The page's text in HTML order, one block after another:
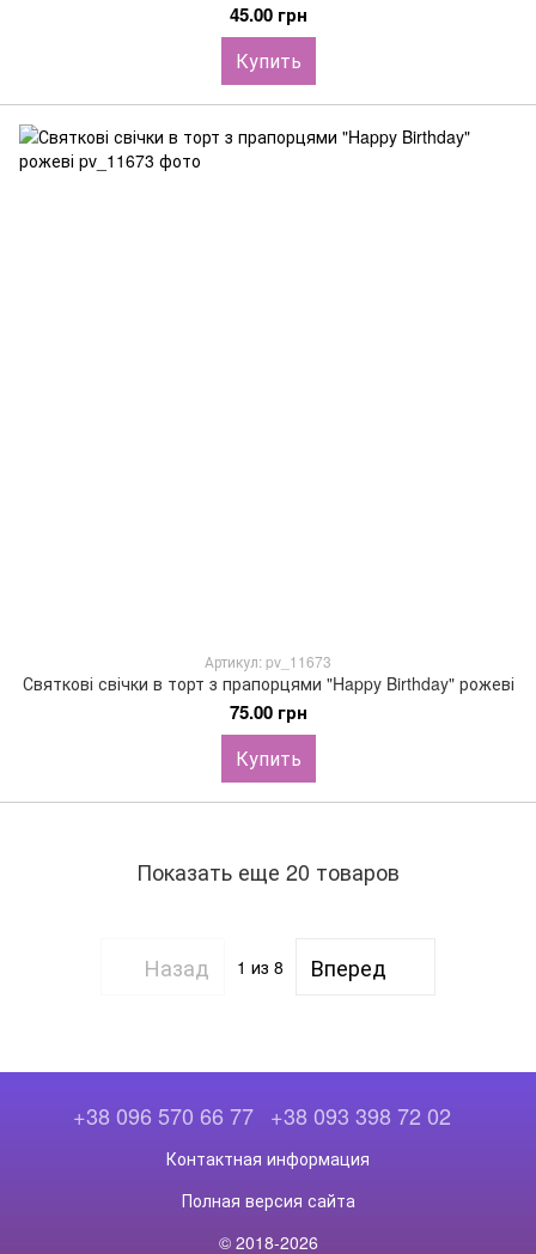
45.00 грн
Купить
Артикул: pv_11673
Святкові свічки в торт з прапорцями "Happy Birthday" рожеві
75.00 грн
Купить
Показать еще 20 товаров
Назад 1 из 8 Вперед
+38 096 570 66 77 +38 093 398 72 02
Контактная информация
Полная версия сайта
© 2018-2026